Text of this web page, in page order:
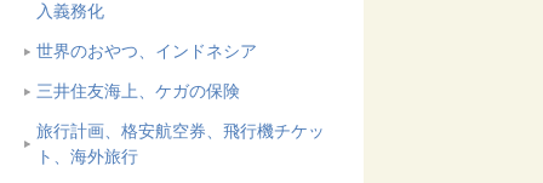
入義務化
世界のおやつ、インドネシア
三井住友海上、ケガの保険
旅行計画、格安航空券、飛行機チケッ
ト、海外旅行